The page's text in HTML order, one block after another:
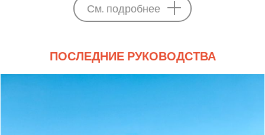
См. подробнее
ПОСЛЕДНИЕ РУКОВОДСТВА